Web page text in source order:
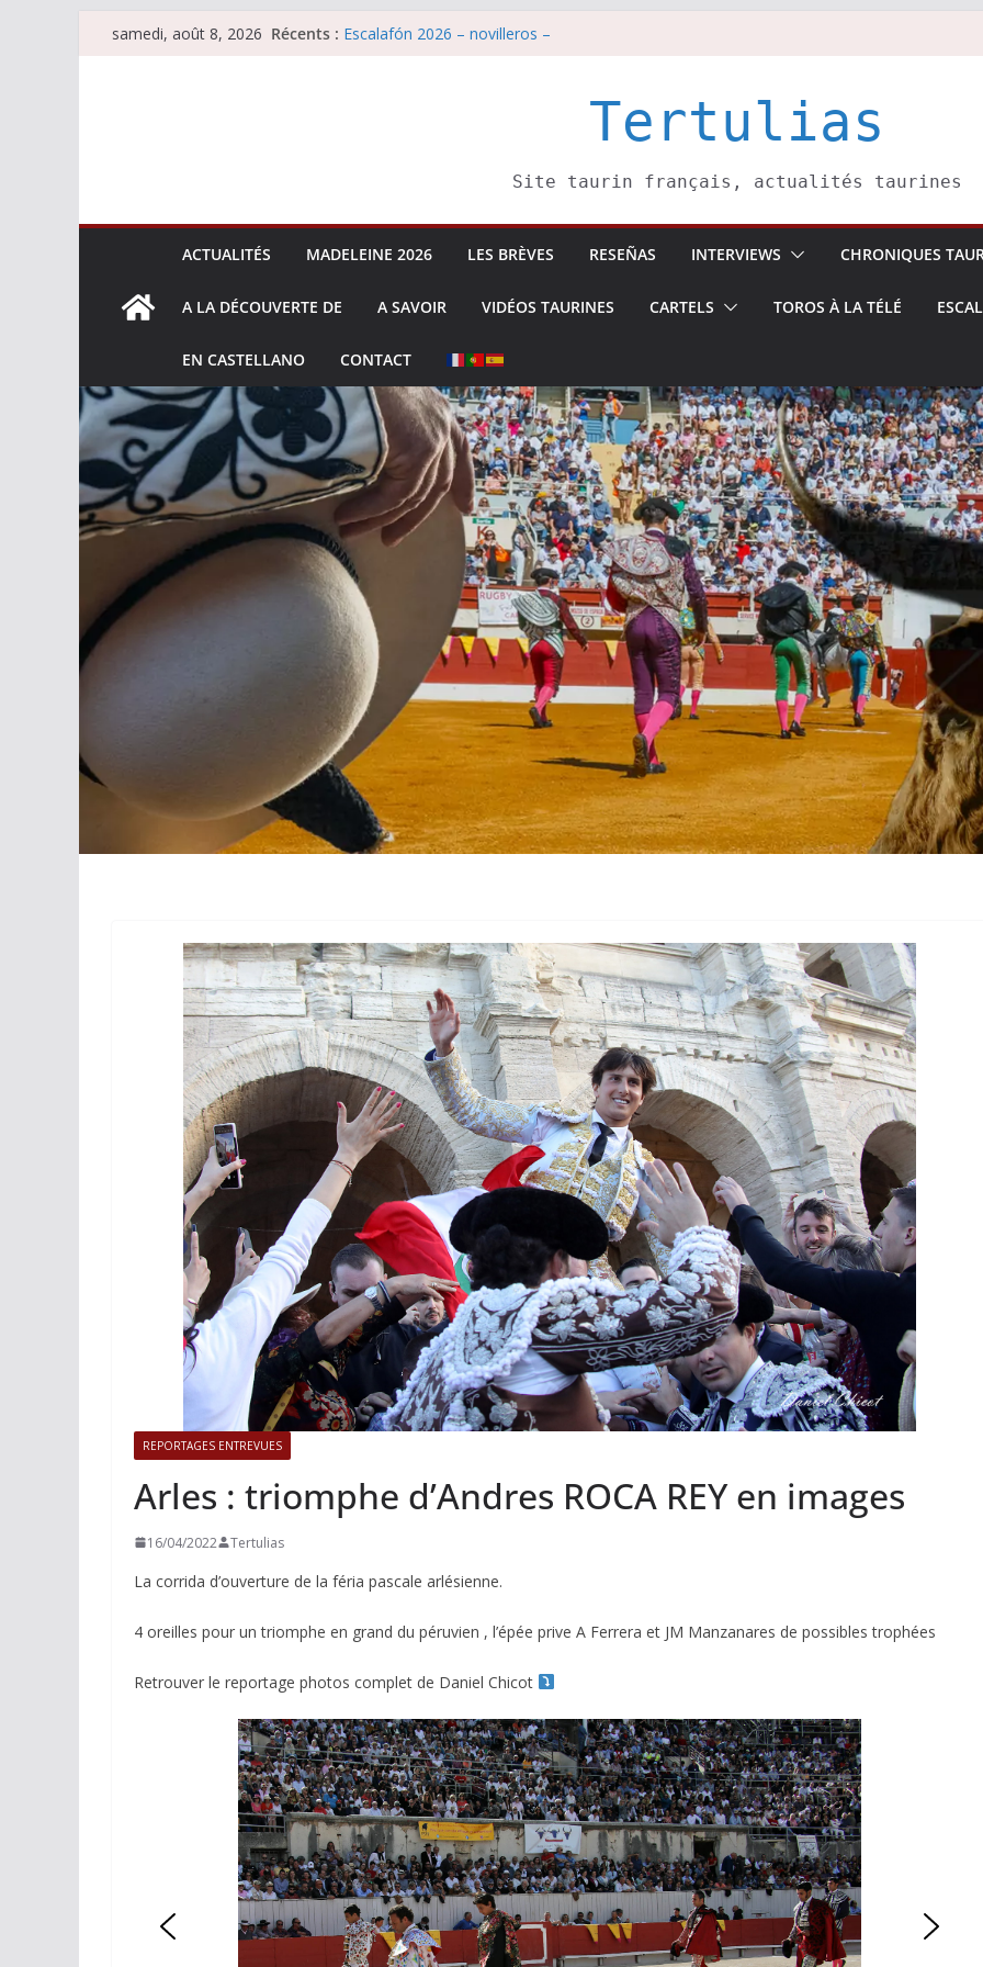
Passersamedi, août 8, 2026 Récents : Escalafón 2026 – novilleros –
Tertulias
Site taurin français, actualités taurines
ACTUALITÉS MADELEINE 2026 LES BRÈVES RESEÑAS INTERVIEWS CHRONIQUES
A LA DÉCOUVERTE DE A SAVOIR VIDÉOS TAURINES CARTELS TOROS À LA TÉLÉ
EN CASTELLANO CONTACT
REPORTAGES ENTREVUES
Arles : triomphe d’Andres ROCA REY en images
16/04/2022 Tertulias
La corrida d’ouverture de la féria pascale arlésienne.
4 oreilles pour un triomphe en grand du péruvien , l’épée prive A Ferrera et JM Manzanares de possibles trophées
Retrouver le reportage photos complet de Daniel Chicot
ACTUALITÉS TAURINES PHOTOS TAURINES 2026
Istres, l’ouverture en
photos
19/06/2026 Tertulias
ACTUALITÉS TAURINES PHOTOS TAURINES 2026
Bayonne, la corrida
des fêtes en photos
17/07/2026 Tertulias
ACTUALITÉS TAURINES
CHRONIQUES TAURINES 2026
Arles : au seuil des
espérances.
ACTUALITÉS TAURINES
CHRONIQUES TAURINES 2026
Istres : la feria des
ultimes émotions